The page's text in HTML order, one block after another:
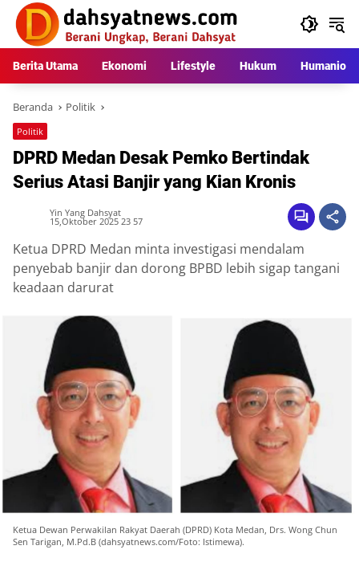
Langsung
konten
Berita Utama Ekonomi Lifestyle Hukum Humaniora
Beranda Politik
Politik
DPRD Medan Desak Pemko Bertindak
Serius Atasi Banjir yang Kian Kronis
Yin Yang Dahsyat
15,Oktober 2025 23 57
Ketua DPRD Medan minta investigasi mendalam
penyebab banjir dan dorong BPBD lebih sigap tangani
keadaan darurat
Ketua Dewan Perwakilan Rakyat Daerah (DPRD) Kota Medan, Drs. Wong Chun
Sen Tarigan, M.Pd.B (dahsyatnews.com/Foto: Istimewa).